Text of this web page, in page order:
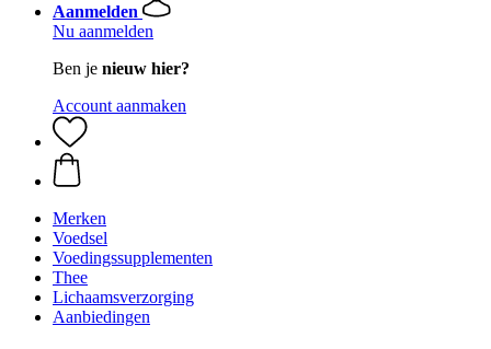
Aanmelden
Nu aanmelden
Ben je nieuw hier?
Account aanmaken
Merken
Voedsel
Voedingssupplementen
Thee
Lichaamsverzorging
Aanbiedingen